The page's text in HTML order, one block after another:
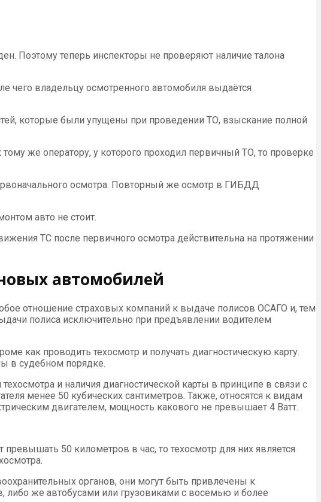
Поэтому теперь инспекторы не проверяют наличие талона
чего владельцу осмотренного автомобиля выдаётся
которые были упущены при проведении ТО, взыскание полной
же оператору, у которого проходил первичный ТО, то проверке
осмотра. Повторный же осмотр в ГИБДД
авто не стоит.
ТС после первичного осмотра действительна на протяжении
автомобилей
отношение страховых компаний к выдаче полисов ОСАГО и, тем
полиса исключительно при предъявлении водителем
как проводить техосмотр и получать диагностическую карту.
в судебном порядке.
и наличия диагностической карты в принципе в связи с
менее 50 кубических сантиметров. Также, относятся к видам
двигателем, мощность какового не превышает 4 Ватт.
50 километров в час, то техосмотр для них является
органов, они могут быть привлечены к
либо же автобусами или грузовиками с восемью и более